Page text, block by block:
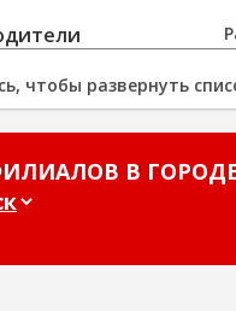
чтобы развернуть
В